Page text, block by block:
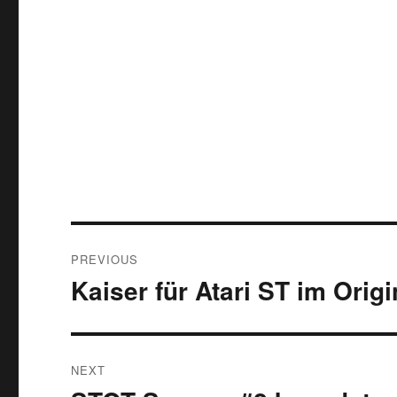
navigation
PREVIOUS
Previous
Kaiser für Atari ST im
NEXT